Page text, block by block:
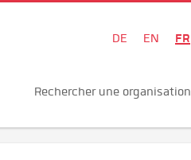
DE EN FR
Rechercher une organisation